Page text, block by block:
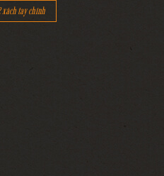
xách tay chính